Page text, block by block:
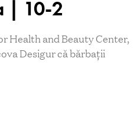
| 10-2
Health and Beauty Center,
Desigur că bărbaţii